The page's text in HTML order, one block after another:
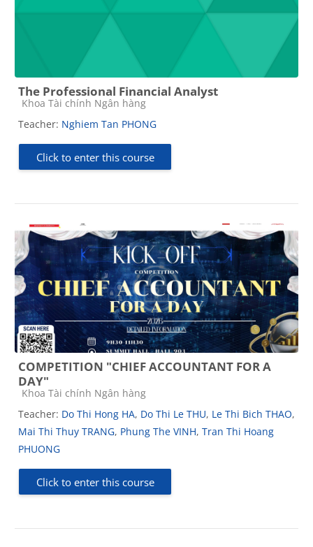
The Professional Financial Analyst
Course category
Khoa Tài chính Ngân hàng
Teacher: Nghiem Tan PHONG
Click to enter this course
COMPETITION "CHIEF ACCOUNTANT FOR A
DAY"
Course category
Khoa Tài chính Ngân hàng
Teacher: Do Thi Hong HA, Do Thi Le THU, Le Thi Bich THAO,
Mai Thi Thuy TRANG, Phung The VINH, Tran Thi Hoang
PHUONG
Click to enter this course